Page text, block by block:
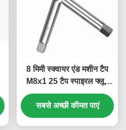
8 मिमी स्क्वायर एंड मशीन टैप
M8x1 25 टैप स्पाइरल फ्लूट
थ्रेडिंग टैप मीट्रिक मशीन
सबसे अच्छी कीमत पाएं